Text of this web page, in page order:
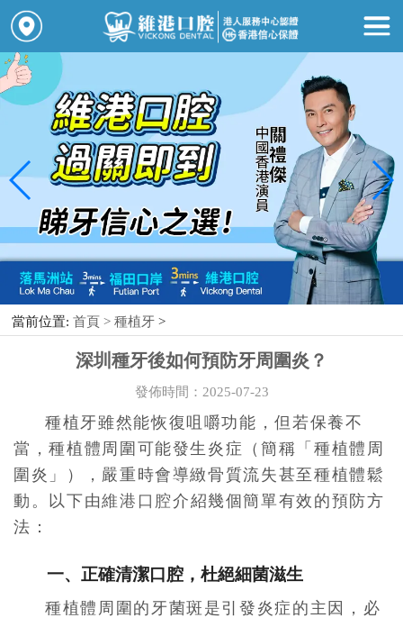
當前位置: 首頁 >種植牙 >
深圳種牙後如何預防牙周圍炎？
發佈時間：2025-07-23
種植牙雖然能恢復咀嚼功能，但若保養不
當，種植體周圍可能發生炎症（簡稱「種植體周
圍炎」），嚴重時會導緻骨質流失甚至種植體鬆
動。以下由維港口腔介紹幾個簡單有效的預防方
法：
一、正確清潔口腔，杜絕細菌滋生
種植體周圍的牙菌斑是引發炎症的主因，必